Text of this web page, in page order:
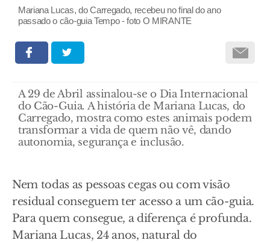
Mariana Lucas, do Carregado, recebeu no final do ano
passado o cão-guia Tempo - foto O MIRANTE
A 29 de Abril assinalou-se o Dia Internacional
do Cão-Guia. A história de Mariana Lucas, do
Carregado, mostra como estes animais podem
transformar a vida de quem não vê, dando
autonomia, segurança e inclusão.
Nem todas as pessoas cegas ou com visão
residual conseguem ter acesso a um cão-guia.
Para quem consegue, a diferença é profunda.
Mariana Lucas, 24 anos, natural do